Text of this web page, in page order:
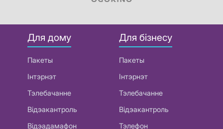
Для дому
Пакеты
Інтэрнэт
Тэлебачанне
Відэакантроль
Відэадамафон
Для бізнесу
Пакеты
Інтэрнэт
Тэлебачанне
Відэакантроль
Тэлефон